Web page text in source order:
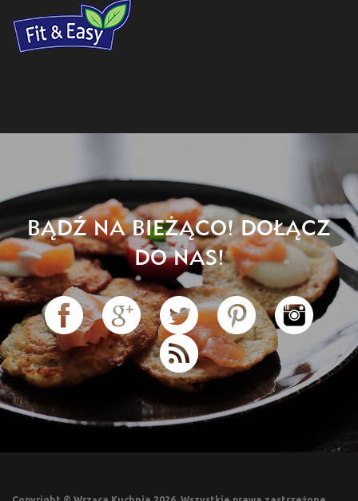
BĄDŹ NA BIEŻĄCO! DOŁĄCZ
DO NAS!